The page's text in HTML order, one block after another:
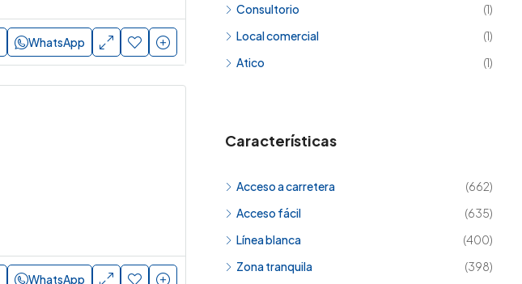
WhatsApp
WhatsApp
Consultorio
(1)
Local comercial
(1)
Atico
(1)
Características
Acceso a carretera
(662)
Acceso fácil
(635)
Línea blanca
(400)
Zona tranquila
(398)